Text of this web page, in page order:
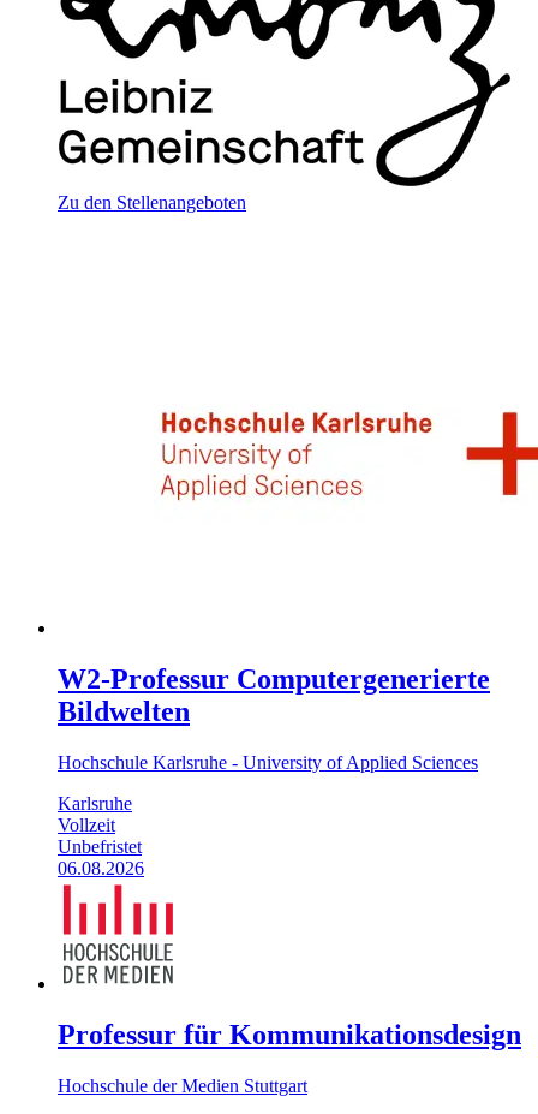
Zu den Stellenangeboten
W2-Professur Computergenerierte
Bildwelten
Hochschule Karlsruhe - University of Applied Sciences
Karlsruhe
Vollzeit
Unbefristet
06.08.2026
Professur für Kommunikationsdesign
Hochschule der Medien Stuttgart